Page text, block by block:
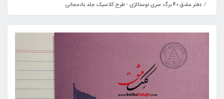
دفتر مشق 40 برگ سری نوستالژی - طرح کلاسیک جلد بادمجانی